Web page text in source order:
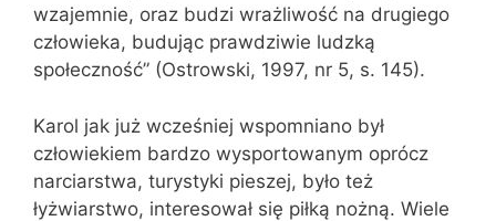
wzajemnie, oraz budzi wrażliwość na drugiego
człowieka, budując prawdziwie ludzką
społeczność” (Ostrowski, 1997, nr 5, s. 145).
Karol jak już wcześniej wspomniano był
człowiekiem bardzo wysportowanym oprócz
narciarstwa, turystyki pieszej, było też
łyżwiarstwo, interesował się piłką nożną. Wiele